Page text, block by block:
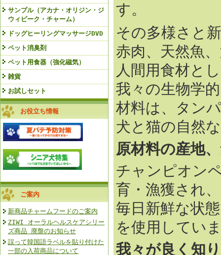
サンプル（アカナ・オリジン・ジ
ウィピーク・チャーム）
ドッグヒーリングマッサージDVD
ペット消臭剤
ペット用食器（強化磁気）
雑貨
お試しセット
お役立ち情報
ご案内
新商品チャームフードのご案内
ZIWI オーラルヘルスケアシリー
ズ商品 廃盤のお知らせ
誤って韓国語ラベルを貼り付けた
一部の入荷商品について
す。
その多様さと
赤肉、天然魚
人間用食材と
我々の生物学
材料は、タン
犬と猫の自然
原材料の産地
チャンピオン
育・漁獲され
毎日新鮮な状
を使用してい
我々が良く知